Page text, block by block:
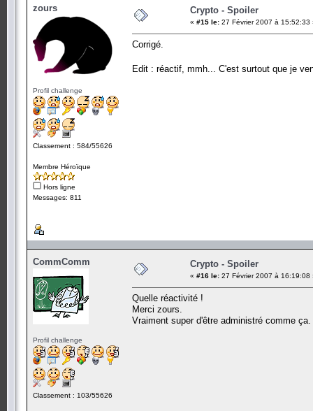
zours
Profil challenge
Classement : 584/55626
Membre Héroïque
Hors ligne
Messages: 811
Crypto - Spoiler
« #15 le: 27 Février 2007 à 15:52:33
Corrigé.
Edit : réactif, mmh... C'est surtout que je
CommComm
Profil challenge
Classement : 103/55626
Crypto - Spoiler
« #16 le: 27 Février 2007 à 16:19:08
Quelle réactivité !
Merci zours.
Vraiment super d'être administré comme ça.